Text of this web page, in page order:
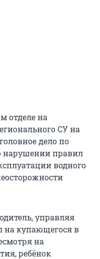
отделе на
СУ на
дело по
нарушении правил
водного
управляя
на купающегося в
на
ребёнок